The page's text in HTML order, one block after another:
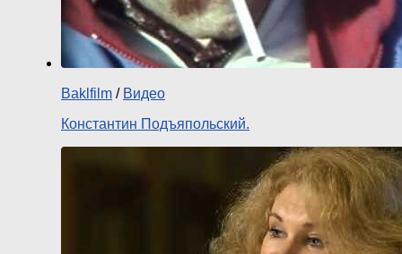
Baklfilm / Видео
Константин Подъяпольский.